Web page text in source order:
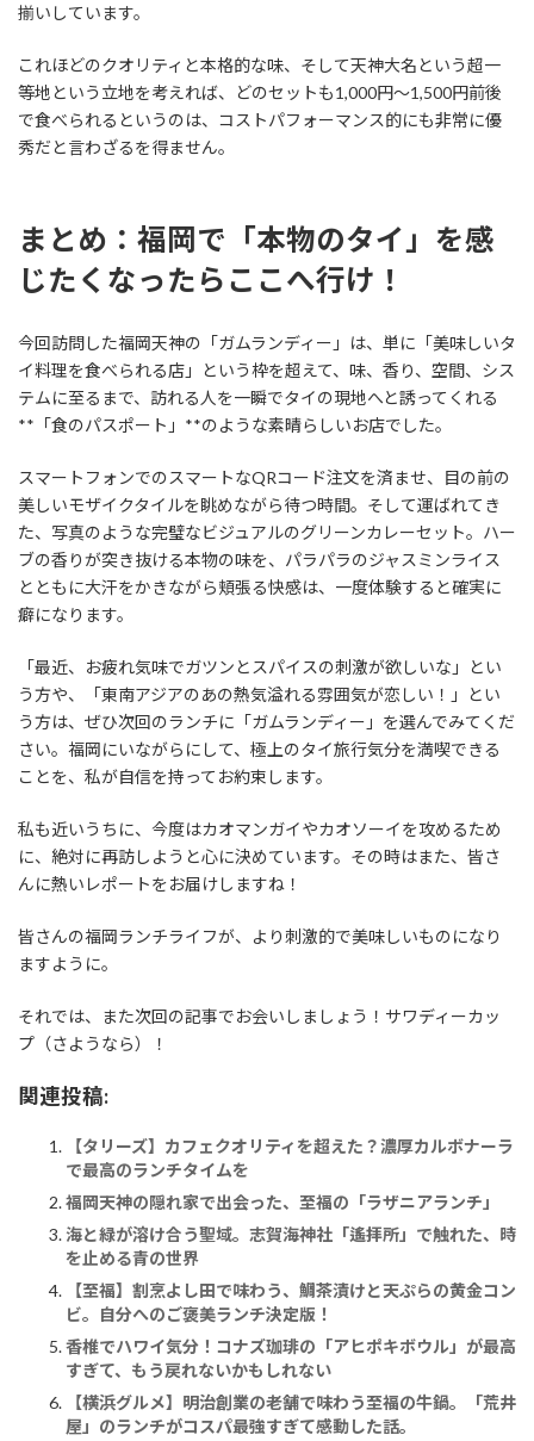
揃いしています。
これほどのクオリティと本格的な味、そして天神大名という超一
等地という立地を考えれば、どのセットも1,000円〜1,500円前後
で食べられるというのは、コストパフォーマンス的にも非常に優
秀だと言わざるを得ません。
まとめ：福岡で「本物のタイ」を感
じたくなったらここへ行け！
今回訪問した福岡天神の「ガムランディー」は、単に「美味しいタ
イ料理を食べられる店」という枠を超えて、味、香り、空間、シス
テムに至るまで、訪れる人を一瞬でタイの現地へと誘ってくれる
**「食のパスポート」**のような素晴らしいお店でした。
スマートフォンでのスマートなQRコード注文を済ませ、目の前の
美しいモザイクタイルを眺めながら待つ時間。そして運ばれてき
た、写真のような完璧なビジュアルのグリーンカレーセット。ハー
ブの香りが突き抜ける本物の味を、パラパラのジャスミンライス
とともに大汗をかきながら頬張る快感は、一度体験すると確実に
癖になります。
「最近、お疲れ気味でガツンとスパイスの刺激が欲しいな」とい
う方や、「東南アジアのあの熱気溢れる雰囲気が恋しい！」とい
う方は、ぜひ次回のランチに「ガムランディー」を選んでみてくだ
さい。福岡にいながらにして、極上のタイ旅行気分を満喫できる
ことを、私が自信を持ってお約束します。
私も近いうちに、今度はカオマンガイやカオソーイを攻めるため
に、絶対に再訪しようと心に決めています。その時はまた、皆さ
んに熱いレポートをお届けしますね！
皆さんの福岡ランチライフが、より刺激的で美味しいものになり
ますように。
それでは、また次回の記事でお会いしましょう！サワディーカッ
プ（さようなら）！
関連投稿:
【タリーズ】カフェクオリティを超えた？濃厚カルボナーラ
で最高のランチタイムを
福岡天神の隠れ家で出会った、至福の「ラザニアランチ」
海と緑が溶け合う聖域。志賀海神社「遙拝所」で触れた、時
を止める青の世界
【至福】割烹よし田で味わう、鯛茶漬けと天ぷらの黄金コン
ビ。自分へのご褒美ランチ決定版！
香椎でハワイ気分！コナズ珈琲の「アヒポキボウル」が最高
すぎて、もう戻れないかもしれない
【横浜グルメ】明治創業の老舗で味わう至福の牛鍋。「荒井
屋」のランチがコスパ最強すぎて感動した話。